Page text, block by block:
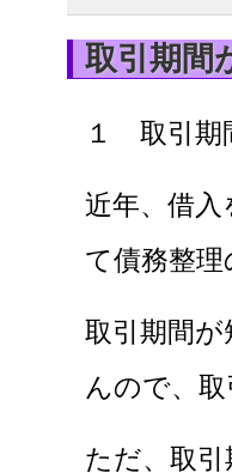
取引期間
１ 取引期
近年、借
て債務
取引期間
んので、
ただ、取